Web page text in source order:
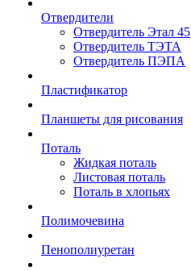
Отвердители
Отвердитель Этал 45
Отвердитель ТЭТА
Отвердитель ПЭПА
Пластификатор
Планшеты для рисования
Поталь
Жидкая поталь
Листовая поталь
Поталь в хлопьях
Полимочевина
Пенополиуретан